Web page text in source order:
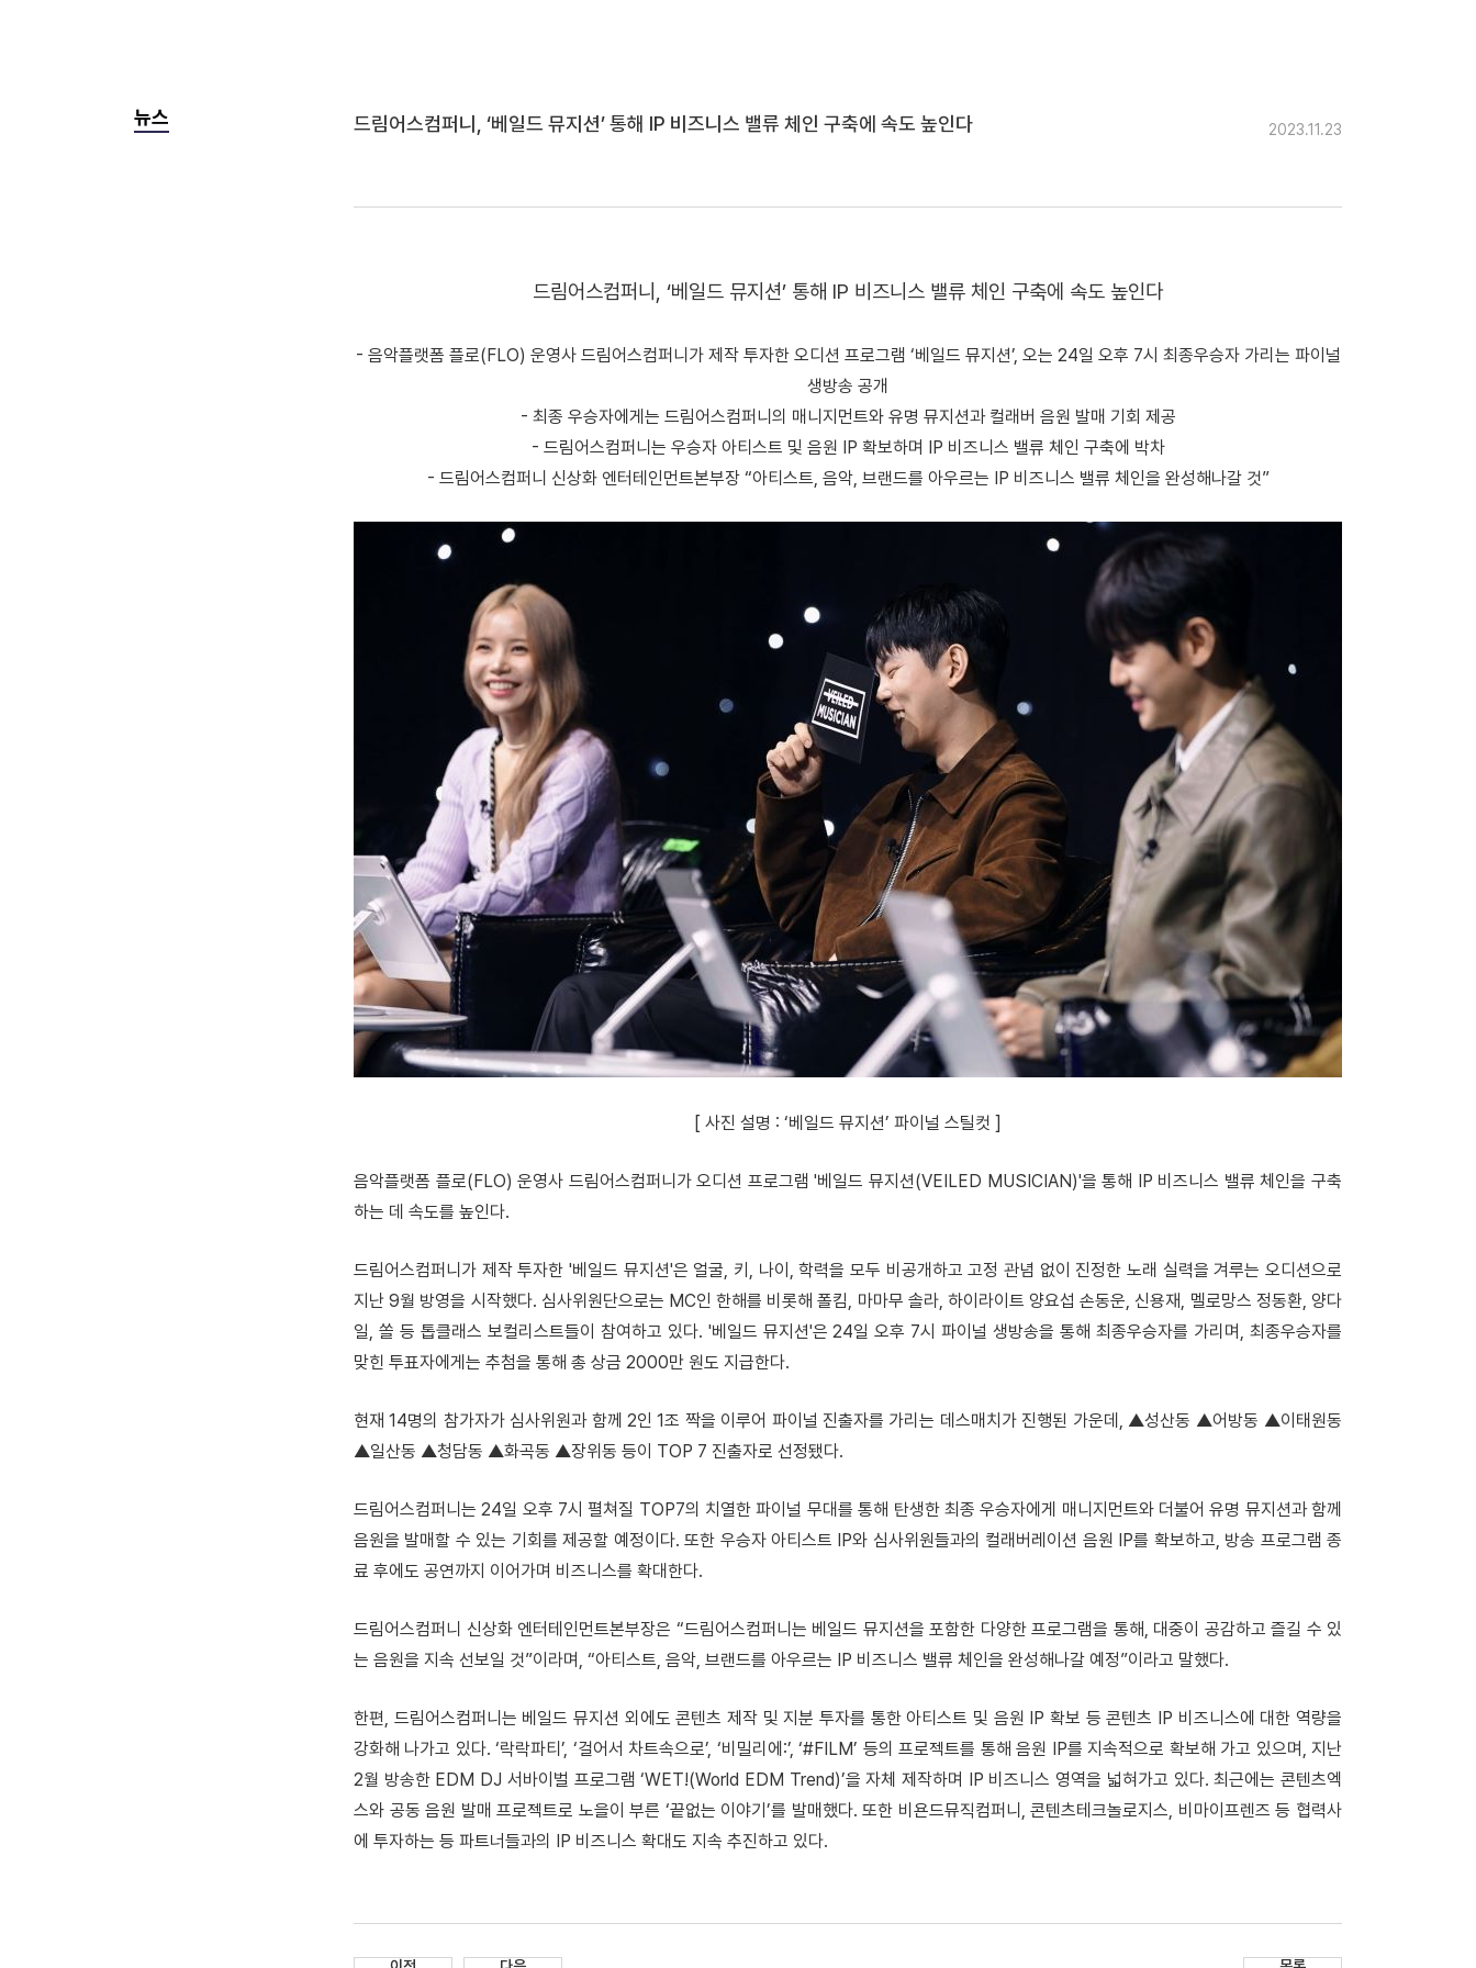
뉴스 드림어스컴퍼니, ‘베일드 뮤지션’ 통해 IP 비즈니스 밸류 체인 구축에 속도 높인다 2023.11.23
드림어스컴퍼니, ‘베일드 뮤지션’ 통해 IP 비즈니스 밸류 체인 구축에 속도 높인다
- 음악플랫폼 플로(FLO) 운영사 드림어스컴퍼니가 제작 투자한 오디션 프로그램 ‘베일드 뮤지션’, 오는 24일 오후 7시 최종우승자 가리는 파이널
생방송 공개
- 최종 우승자에게는 드림어스컴퍼니의 매니지먼트와 유명 뮤지션과 컬래버 음원 발매 기회 제공
- 드림어스컴퍼니는 우승자 아티스트 및 음원 IP 확보하며 IP 비즈니스 밸류 체인 구축에 박차
- 드림어스컴퍼니 신상화 엔터테인먼트본부장 “아티스트, 음악, 브랜드를 아우르는 IP 비즈니스 밸류 체인을 완성해나갈 것”
[ 사진 설명 : ‘베일드 뮤지션’ 파이널 스틸컷 ]
음악플랫폼 플로(FLO) 운영사 드림어스컴퍼니가 오디션 프로그램 '베일드 뮤지션(VEILED MUSICIAN)'을 통해 IP 비즈니스 밸류 체인을 구축
하는 데 속도를 높인다.
드림어스컴퍼니가 제작 투자한 '베일드 뮤지션'은 얼굴, 키, 나이, 학력을 모두 비공개하고 고정 관념 없이 진정한 노래 실력을 겨루는 오디션으로
지난 9월 방영을 시작했다. 심사위원단으로는 MC인 한해를 비롯해 폴킴, 마마무 솔라, 하이라이트 양요섭 손동운, 신용재, 멜로망스 정동환, 양다
일, 쏠 등 톱클래스 보컬리스트들이 참여하고 있다. '베일드 뮤지션'은 24일 오후 7시 파이널 생방송을 통해 최종우승자를 가리며, 최종우승자를
맞힌 투표자에게는 추첨을 통해 총 상금 2000만 원도 지급한다.
현재 14명의 참가자가 심사위원과 함께 2인 1조 짝을 이루어 파이널 진출자를 가리는 데스매치가 진행된 가운데, ▲성산동 ▲어방동 ▲이태원동
▲일산동 ▲청담동 ▲화곡동 ▲장위동 등이 TOP 7 진출자로 선정됐다.
드림어스컴퍼니는 24일 오후 7시 펼쳐질 TOP7의 치열한 파이널 무대를 통해 탄생한 최종 우승자에게 매니지먼트와 더불어 유명 뮤지션과 함께
음원을 발매할 수 있는 기회를 제공할 예정이다. 또한 우승자 아티스트 IP와 심사위원들과의 컬래버레이션 음원 IP를 확보하고, 방송 프로그램 종
료 후에도 공연까지 이어가며 비즈니스를 확대한다.
드림어스컴퍼니 신상화 엔터테인먼트본부장은 “드림어스컴퍼니는 베일드 뮤지션을 포함한 다양한 프로그램을 통해, 대중이 공감하고 즐길 수 있
는 음원을 지속 선보일 것”이라며, “아티스트, 음악, 브랜드를 아우르는 IP 비즈니스 밸류 체인을 완성해나갈 예정”이라고 말했다.
한편, 드림어스컴퍼니는 베일드 뮤지션 외에도 콘텐츠 제작 및 지분 투자를 통한 아티스트 및 음원 IP 확보 등 콘텐츠 IP 비즈니스에 대한 역량을
강화해 나가고 있다. ‘락락파티’, ‘걸어서 차트속으로’, ‘비밀리에:’, ‘#FILM’ 등의 프로젝트를 통해 음원 IP를 지속적으로 확보해 가고 있으며, 지난
2월 방송한 EDM DJ 서바이벌 프로그램 ‘WET!(World EDM Trend)’을 자체 제작하며 IP 비즈니스 영역을 넓혀가고 있다. 최근에는 콘텐츠엑
스와 공동 음원 발매 프로젝트로 노을이 부른 ‘끝없는 이야기’를 발매했다. 또한 비욘드뮤직컴퍼니, 콘텐츠테크놀로지스, 비마이프렌즈 등 협력사
에 투자하는 등 파트너들과의 IP 비즈니스 확대도 지속 추진하고 있다.